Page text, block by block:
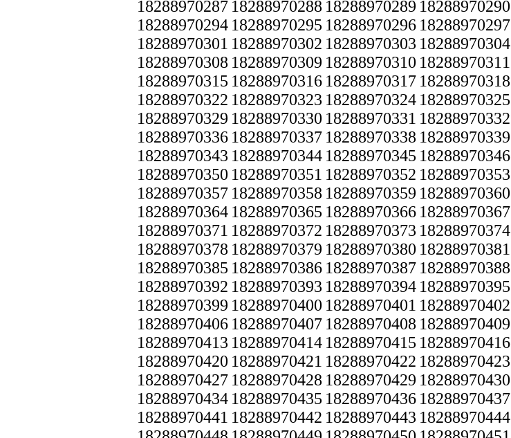
18288970287 18288970288 18288970289 18288970290
18288970294 18288970295 18288970296 18288970297
18288970301 18288970302 18288970303 18288970304
18288970308 18288970309 18288970310 18288970311
18288970315 18288970316 18288970317 18288970318
18288970322 18288970323 18288970324 18288970325
18288970329 18288970330 18288970331 18288970332
18288970336 18288970337 18288970338 18288970339
18288970343 18288970344 18288970345 18288970346
18288970350 18288970351 18288970352 18288970353
18288970357 18288970358 18288970359 18288970360
18288970364 18288970365 18288970366 18288970367
18288970371 18288970372 18288970373 18288970374
18288970378 18288970379 18288970380 18288970381
18288970385 18288970386 18288970387 18288970388
18288970392 18288970393 18288970394 18288970395
18288970399 18288970400 18288970401 18288970402
18288970406 18288970407 18288970408 18288970409
18288970413 18288970414 18288970415 18288970416
18288970420 18288970421 18288970422 18288970423
18288970427 18288970428 18288970429 18288970430
18288970434 18288970435 18288970436 18288970437
18288970441 18288970442 18288970443 18288970444